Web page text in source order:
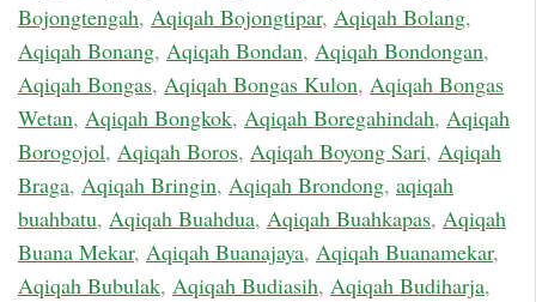
Bojongtengah, Aqiqah Bojongtipar, Aqiqah Bolang,
Aqiqah Bonang, Aqiqah Bondan, Aqiqah Bondongan,
Aqiqah Bongas, Aqiqah Bongas Kulon, Aqiqah Bongas
Wetan, Aqiqah Bongkok, Aqiqah Boregahindah, Aqiqah
Borogojol, Aqiqah Boros, Aqiqah Boyong Sari, Aqiqah
Braga, Aqiqah Bringin, Aqiqah Brondong, aqiqah
buahbatu, Aqiqah Buahdua, Aqiqah Buahkapas, Aqiqah
Buana Mekar, Aqiqah Buanajaya, Aqiqah Buanamekar,
Aqiqah Bubulak, Aqiqah Budiasih, Aqiqah Budiharja,